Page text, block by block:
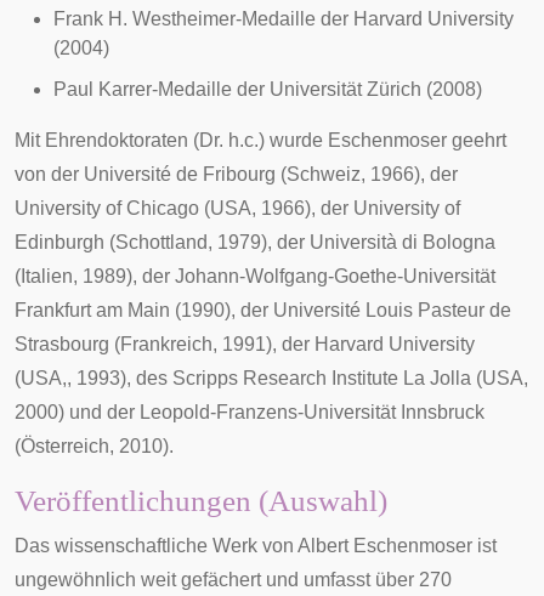
Frank H. Westheimer-Medaille der Harvard University
(2004)
Paul Karrer-Medaille der Universität Zürich (2008)
Mit Ehrendoktoraten (Dr. h.c.) wurde Eschenmoser geehrt
von der Université de Fribourg (Schweiz, 1966), der
University of Chicago (USA, 1966), der University of
Edinburgh (Schottland, 1979), der Università di Bologna
(Italien, 1989), der Johann-Wolfgang-Goethe-Universität
Frankfurt am Main (1990), der Université Louis Pasteur de
Strasbourg (Frankreich, 1991), der Harvard University
(USA,, 1993), des Scripps Research Institute La Jolla (USA,
2000) und der Leopold-Franzens-Universität Innsbruck
(Österreich, 2010).
Veröffentlichungen (Auswahl)
Das wissenschaftliche Werk von Albert Eschenmoser ist
ungewöhnlich weit gefächert und umfasst über 270